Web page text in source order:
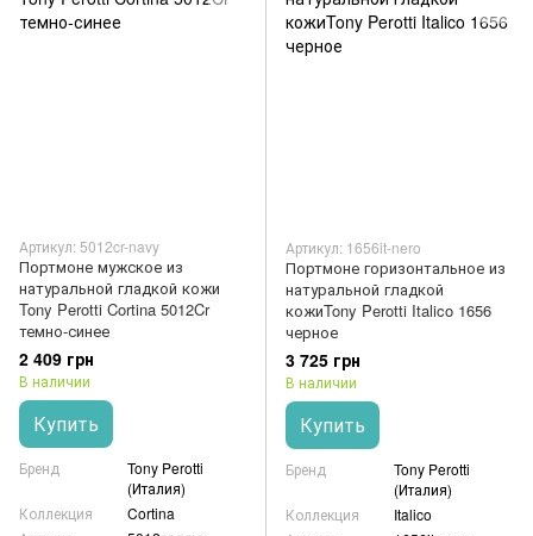
Артикул: 5012cr-navy
Портмоне мужское из
натуральной гладкой кожи
Tony Perotti Cortina 5012Cr
темно-синее
2 409 грн
В наличии
Купить
Бренд
Tony Perotti
(Италия)
Коллекция
Cortina
Артикул: 1656it-nero
Портмоне горизонтальное из
натуральной гладкой
кожиTony Perotti Italico 1656
черное
3 725 грн
В наличии
Купить
Бренд
Tony Perotti
(Италия)
Коллекция
Italico